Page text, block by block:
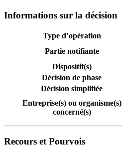
Informations sur la décision
Type d’opération
Partie notifiante
Dispositif(s)
Décision de phase
Décision simplifiée
Entreprise(s) ou organisme(s)
concerné(s)
Recours et Pourvois